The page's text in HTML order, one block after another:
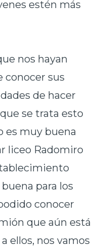
estén más
nos hayan
conocer sus
de hacer
se trata esto
es muy buena
liceo Radomiro
para los
conocer
que aún está
ellos, nos vamos